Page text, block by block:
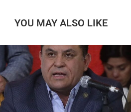
YOU MAY ALSO LIKE